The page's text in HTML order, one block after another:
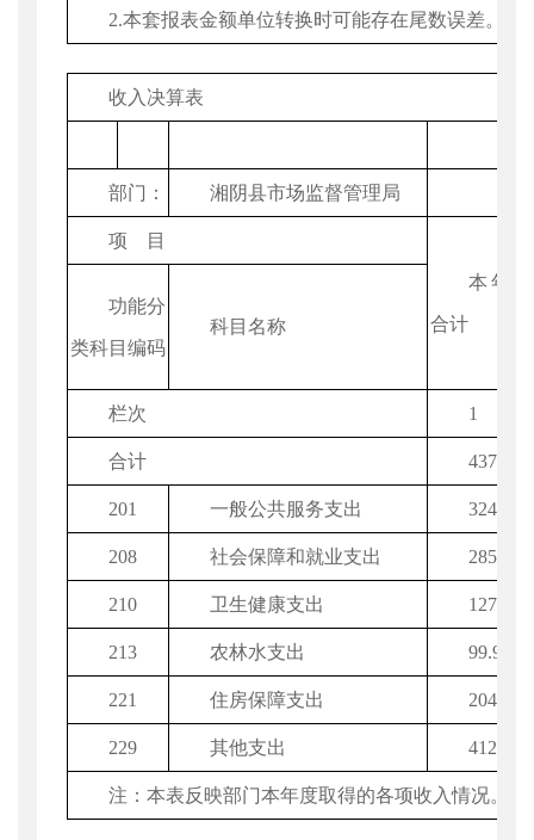
2.本套报表金额单位转换时可能存在尾数误差。
收入决算表
部门： 湘阴县市场监督管理局
项 目
本年
合计
功能分
类科目编码
科目名称
栏次 1
合计 4372.61
201 一般公共服务支出 3242.22
208 社会保障和就业支出 285.94
210 卫生健康支出 127.77
213 农林水支出 99.97
221 住房保障支出 204.42
229 其他支出 412.29
注：本表反映部门本年度取得的各项收入情况。